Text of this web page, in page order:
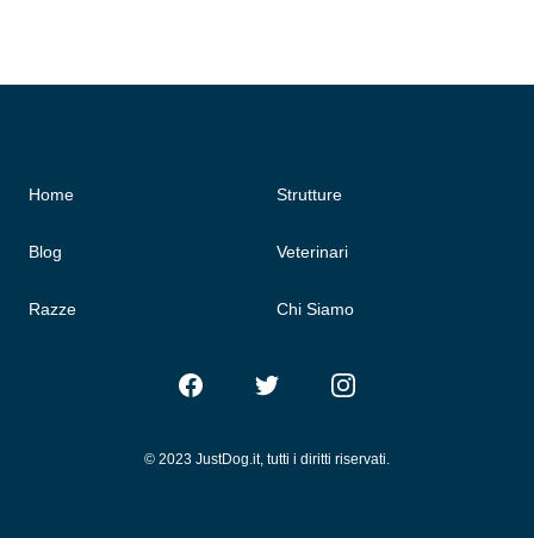
Home
Blog
Razze
Strutture
Veterinari
Chi Siamo
FacebookTwitter Instagram
© 2023 JustDog.it, tutti i diritti riservati.